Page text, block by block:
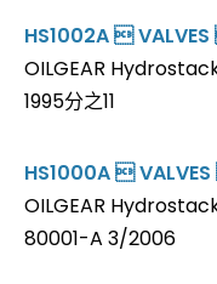
HS1002A 
OILGEAR
1995分之11
HS1000A 
OILGEAR
80001-A 3/2006